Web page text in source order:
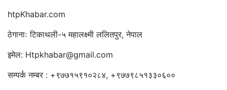
htpKhabar.com
ठेगानाः टिकाथली-५ महालक्ष्मी ललितपुर, नेपाल
इमेल: Htpkhabar@gmail.com
सम्पर्क नम्बर : +९७७१५९१०२८४, +९७७९८५१३३०६००